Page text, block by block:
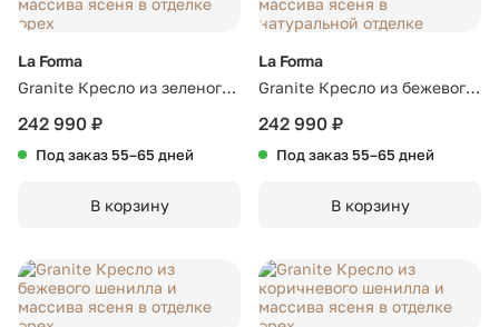
La Forma
Granite Кресло из зеленого
шенилла и массива ясеня в
242 990 ₽
Под заказ 55–65 дней
В корзину
La Forma
Granite Кресло из бежевого
шенилла и массива ясеня в
242 990 ₽
Под заказ 55–65 дней
В корзину